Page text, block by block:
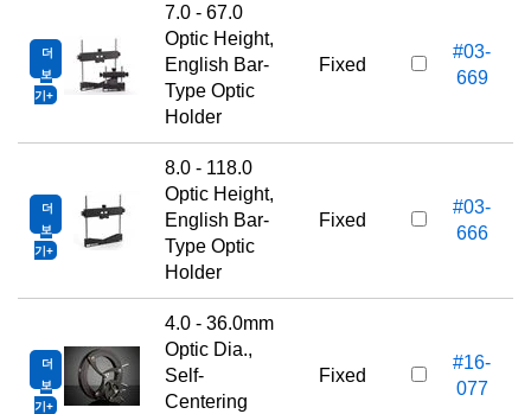
더
보
기
7.0 - 67.0
Optic Height,
English Bar-
Type Optic
Holder
Fixed
#03-
669
더
보
기
8.0 - 118.0
Optic Height,
English Bar-
Type Optic
Holder
Fixed
#03-
666
더
보
기
4.0 - 36.0mm
Optic Dia.,
Self-
Centering
Fixed
#16-
077